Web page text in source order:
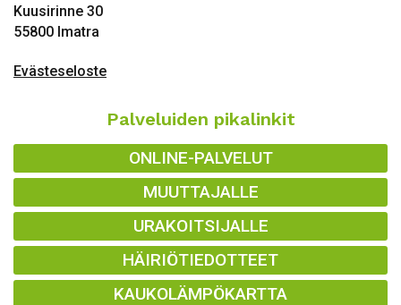
Kuusirinne 30
55800 Imatra
Evästeseloste
Palveluiden pikalinkit
ONLINE-PALVELUT
MUUTTAJALLE
URAKOITSIJALLE
HÄIRIÖTIEDOTTEET
KAUKOLÄMPÖKARTTA